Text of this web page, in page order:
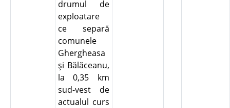
drumul de
exploatare
ce separă
comunele
Ghergheasa
şi Bălăceanu,
la 0,35 km
sud-vest de
actualul curs